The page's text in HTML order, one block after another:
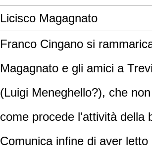
Licisco Magagnato
Franco Cingano si
Magagnato e gli amici a
(Luigi Meneghello?), che
come procede l'attività della
Comunica infine di aver